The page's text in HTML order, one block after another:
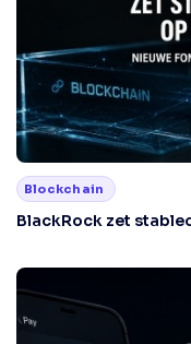
Blockchain
BlackRock zet